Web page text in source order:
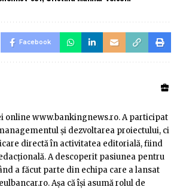
Facebook
online www.bankingnews.ro. A participat
şi dezvoltarea proiectului, ci
directă în activitatea editorială, fiind
A descoperit pasiunea pentru
a făcut parte din echipa care a lansat
Așa că îşi asumă rolul de